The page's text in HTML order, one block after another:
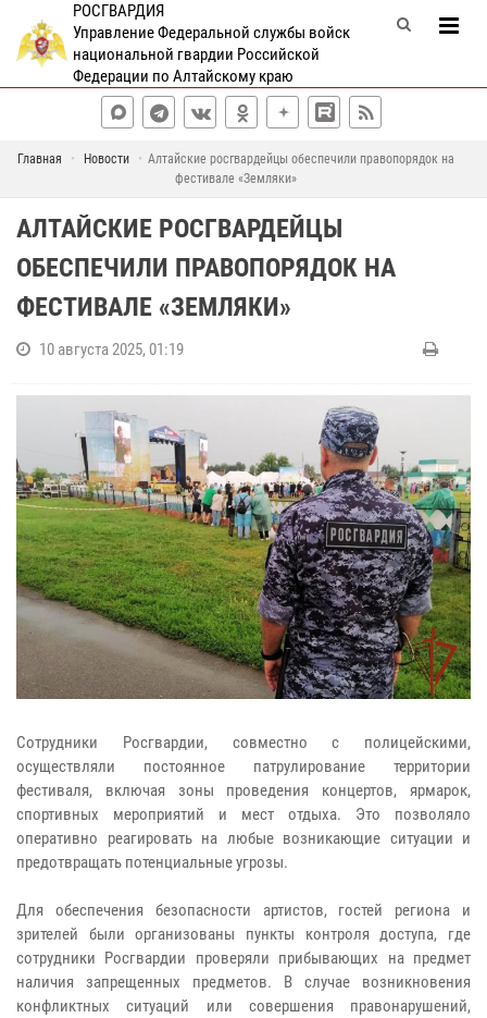
РОСГВАРДИЯ
Управление Федеральной службы войск
национальной гвардии Российской
Федерации по Алтайскому краю
Главная Новости
Алтайские росгвардейцы обеспечили правопорядок на
фестивале «Земляки»
АЛТАЙСКИЕ РОСГВАРДЕЙЦЫ
ОБЕСПЕЧИЛИ ПРАВОПОРЯДОК НА
ФЕСТИВАЛЕ «ЗЕМЛЯКИ»
10 августа 2025, 01:19
Сотрудники Росгвардии, совместно с полицейскими,
осуществляли постоянное патрулирование территории
фестиваля, включая зоны проведения концертов, ярмарок,
спортивных мероприятий и мест отдыха. Это позволяло
оперативно реагировать на любые возникающие ситуации и
предотвращать потенциальные угрозы.
Для обеспечения безопасности артистов, гостей региона и
зрителей были организованы пункты контроля доступа, где
сотрудники Росгвардии проверяли прибывающих на предмет
наличия запрещенных предметов. В случае возникновения
конфликтных ситуаций или совершения правонарушений,